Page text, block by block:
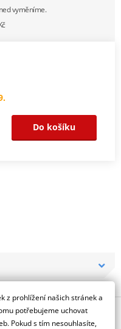
vyměníme.
Do košíku
z prohlížení našich stránek a
potřebujeme uchovat
Pokud s tím nesouhlasíte,